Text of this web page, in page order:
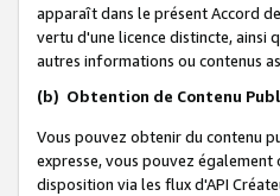
apparaît dans le présent Accord
vertu d'une licence distincte, ainsi
autres informations ou contenus
(b) Obtention de Contenu
Vous pouvez obtenir du contenu
expresse, vous pouvez
disposition via les flux d'API